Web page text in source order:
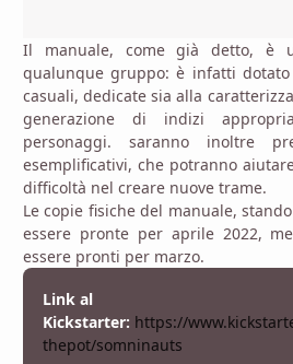
Il manuale, come già detto, è
qualunque gruppo: è infatti
casuali, dedicate sia alla
generazione di indizi
personaggi. saranno inoltre
esemplificativi, che potranno
difficoltà nel creare nuove trame.
Le copie fisiche del manuale,
essere pronte per aprile 2022,
essere pronti per marzo.
Link al
Kickstarter: https://
thepot/somninauts